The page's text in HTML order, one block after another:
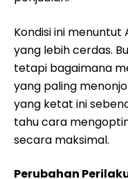
Kondisi ini
yang lebih cerdas.
tetapi bagaimana
yang paling
yang ketat ini
tahu cara
secara maksimal.
Perubahan